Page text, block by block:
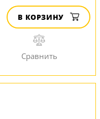
В КОРЗИНУ